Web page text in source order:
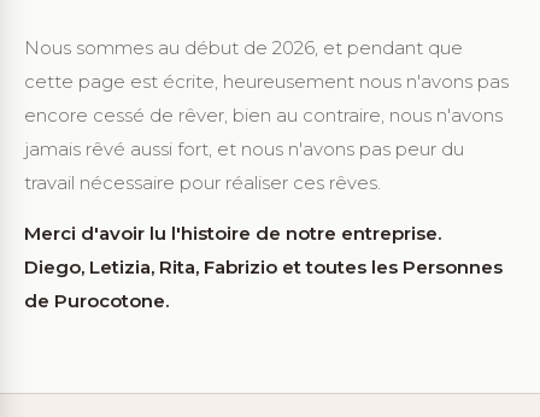
Nous sommes au début de 2026, et pendant que
cette page est écrite, heureusement nous n'avons pas
encore cessé de rêver, bien au contraire, nous n'avons
jamais rêvé aussi fort, et nous n'avons pas peur du
travail nécessaire pour réaliser ces rêves.
Merci d'avoir lu l'histoire de notre entreprise.
Diego, Letizia, Rita, Fabrizio et toutes les Personnes
de Purocotone.